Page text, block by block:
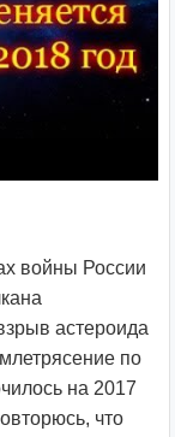
войны России
астероида
по
на 2017
что